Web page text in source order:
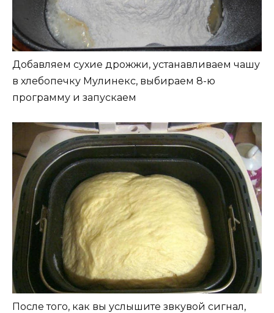
Добавляем сухие дрожжи, устанавливаем чашу
в хлебопечку Мулинекс, выбираем 8-ю
программу и запускаем
После того, как вы услышите звкувой сигнал,